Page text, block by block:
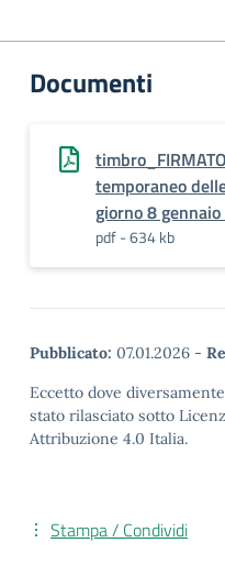
Documenti
temporaneo
giorno 8 gennaio
pdf - 634 kb
Pubblicato: 07.01.2026 -
Eccetto dove
stato rilasciato sotto
Attribuzione 4.0 Italia.
Stampa / Condividi